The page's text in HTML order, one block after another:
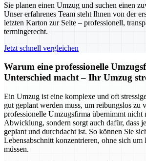
Sie planen einen Umzug und suchen einen
Unser erfahrenes Team steht Ihnen von der
letzten Karton zur Seite – professionell,
termingerecht.
Jetzt schnell vergleichen
Warum eine professionelle
Unterschied macht – Ihr Umzug
Ein Umzug ist eine komplexe und oft
gut geplant werden muss, um reibungslos zu
professionelle Umzugsfirma übernimmt nicht
Abwicklung, sondern sorgt auch dafür, dass
geplant und durchdacht ist. So können Sie
Lebensabschnitt konzentrieren, ohne sich um
müssen.